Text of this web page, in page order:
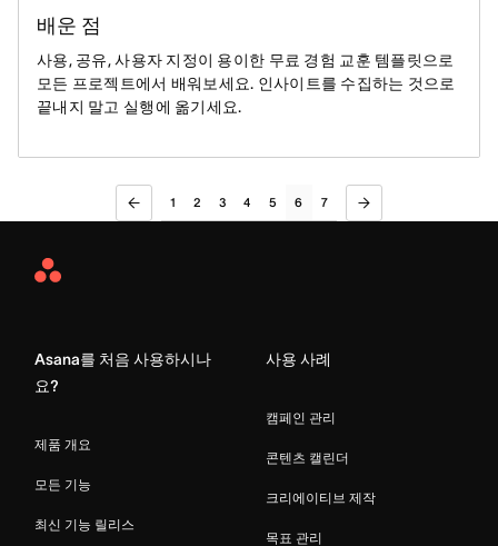
배운 점
사용, 공유, 사용자 지정이 용이한 무료 경험 교훈 템플릿으로
모든 프로젝트에서 배워보세요. 인사이트를 수집하는 것으로
끝내지 말고 실행에 옮기세요.
1 2 3 4 5 6 7
Asana
Asana를 처음 사용하시나
요?
제품 개요
모든 기능
최신 기능 릴리스
사용 사례
캠페인 관리
콘텐츠 캘린더
크리에이티브 제작
목표 관리